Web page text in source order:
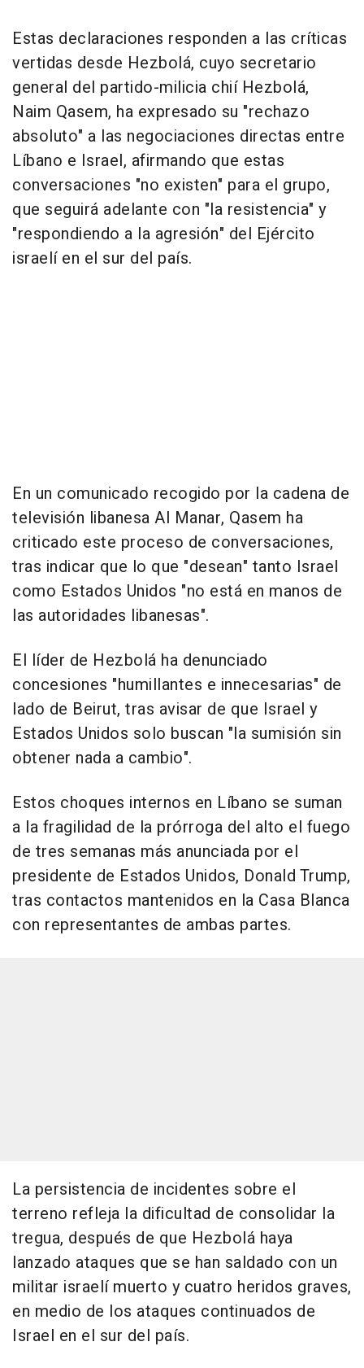
Estas declaraciones responden a las críticas
vertidas desde Hezbolá, cuyo secretario
general del partido-milicia chií Hezbolá,
Naim Qasem, ha expresado su "rechazo
absoluto" a las negociaciones directas entre
Líbano e Israel, afirmando que estas
conversaciones "no existen" para el grupo,
que seguirá adelante con "la resistencia" y
"respondiendo a la agresión" del Ejército
israelí en el sur del país.
En un comunicado recogido por la cadena de
televisión libanesa Al Manar, Qasem ha
criticado este proceso de conversaciones,
tras indicar que lo que "desean" tanto Israel
como Estados Unidos "no está en manos de
las autoridades libanesas".
El líder de Hezbolá ha denunciado
concesiones "humillantes e innecesarias" de
lado de Beirut, tras avisar de que Israel y
Estados Unidos solo buscan "la sumisión sin
obtener nada a cambio".
Estos choques internos en Líbano se suman
a la fragilidad de la prórroga del alto el fuego
de tres semanas más anunciada por el
presidente de Estados Unidos, Donald Trump,
tras contactos mantenidos en la Casa Blanca
con representantes de ambas partes.
La persistencia de incidentes sobre el
terreno refleja la dificultad de consolidar la
tregua, después de que Hezbolá haya
lanzado ataques que se han saldado con un
militar israelí muerto y cuatro heridos graves,
en medio de los ataques continuados de
Israel en el sur del país.